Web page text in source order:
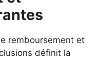
remboursement et
définit la